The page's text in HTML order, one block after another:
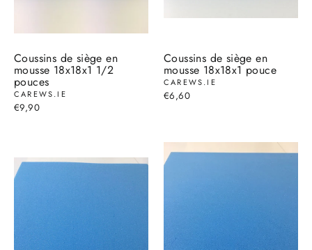
Coussins de siège en
mousse 18x18x1 1/2
pouces
CAREWS.IE
€9,90
Coussins de siège en
mousse 18x18x1 pouce
CAREWS.IE
€6,60